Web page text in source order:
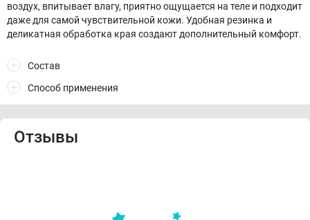
воздух, впитывает влагу, приятно ощущается на теле и подходит
даже для самой чувствительной кожи. Удобная резинка и
деликатная обработка края создают дополнительный комфорт.
Состав
Способ применения
Отзывы